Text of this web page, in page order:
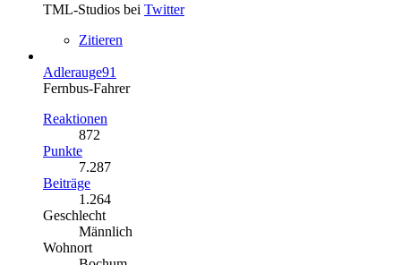
TML-Studios bei Twitter
Zitieren
Adlerauge91
Fernbus-Fahrer
Reaktionen
872
Punkte
7.287
Beiträge
1.264
Geschlecht
Männlich
Wohnort